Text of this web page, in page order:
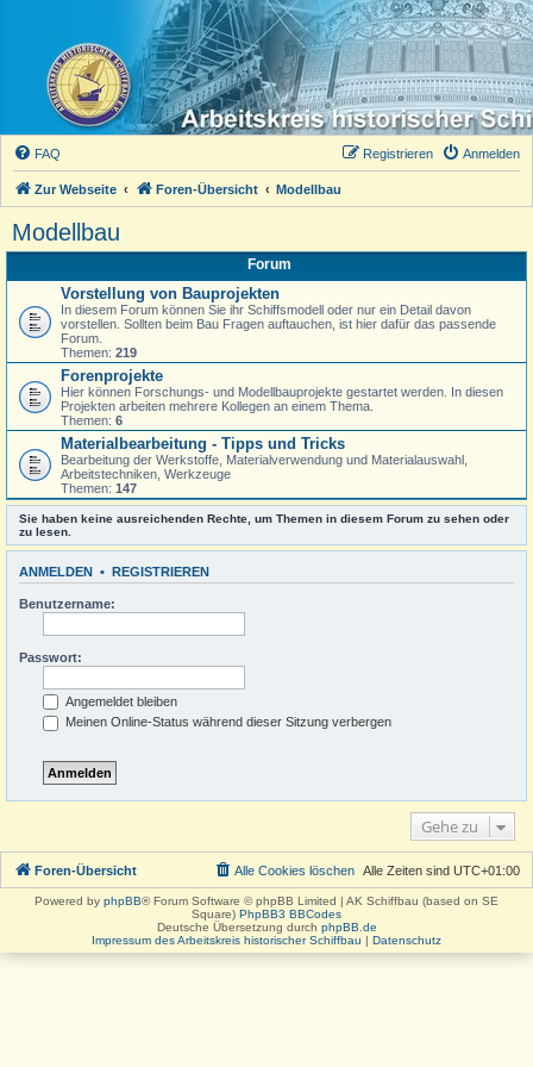
FAQ Anmelden
Registrieren
Zur Webseite Foren-Übersicht Modellbau
Modellbau
Forum
Vorstellung von Bauprojekten
In diesem Forum können Sie ihr Schiffsmodell oder nur ein Detail davon
vorstellen. Sollten beim Bau Fragen auftauchen, ist hier dafür das passende
Forum.
Themen: 219
Forenprojekte
Hier können Forschungs- und Modellbauprojekte gestartet werden. In diesen
Projekten arbeiten mehrere Kollegen an einem Thema.
Themen: 6
Materialbearbeitung - Tipps und Tricks
Bearbeitung der Werkstoffe, Materialverwendung und Materialauswahl,
Arbeitstechniken, Werkzeuge
Themen: 147
Sie haben keine ausreichenden Rechte, um Themen in diesem Forum zu sehen oder
zu lesen.
ANMELDEN • REGISTRIEREN
Benutzername:
Passwort:
Angemeldet bleiben
Meinen Online-Status während dieser Sitzung verbergen
Gehe zu
Foren-Übersicht Alle Zeiten sind UTC+01:00
Alle Cookies löschen
Powered by phpBB® Forum Software © phpBB Limited | AK Schiffbau (based on SE
Square) PhpBB3 BBCodes
Deutsche Übersetzung durch phpBB.de
Impressum des Arbeitskreis historischer Schiffbau | Datenschutz